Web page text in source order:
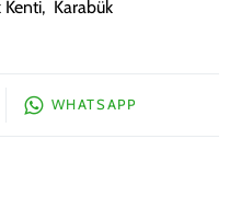
Kenti, Karabük
WHATSAPP